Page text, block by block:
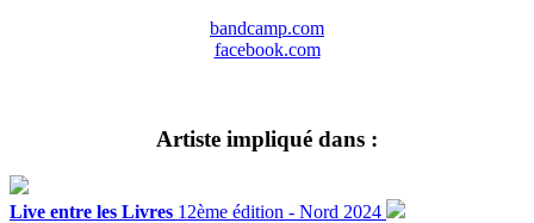
bandcamp.com
facebook.com
Artiste impliqué dans :
Live entre les Livres 12ème édition - Nord 2024